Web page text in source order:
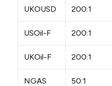
UKOUSD 200:1
USOil-F 200:1
UKOil-F 200:1
NGAS 50:1